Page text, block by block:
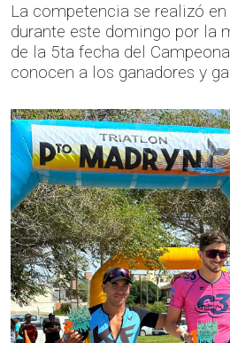
La competencia se realizó
durante este domingo por la
de la 5ta fecha del
conocen a los ganadores y